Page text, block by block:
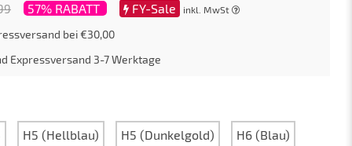
57% RABATT FY-Sale inkl. MwSt
bei €30,00
Expressversand 3-7Werktage
H5 (Hellblau) H5 (Dunkelgold) H6 (Blau)